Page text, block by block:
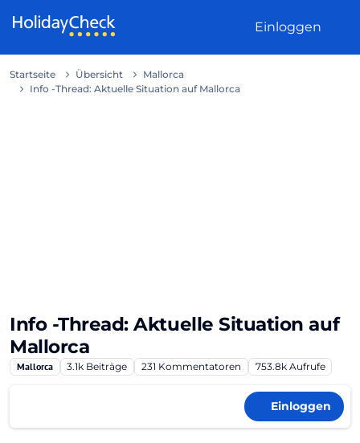
Einloggen
Startseite Übersicht
Mallorca
Info -Thread: Aktuelle Situation auf Mallorca
Info -Thread: Aktuelle Situation auf
Mallorca
Mallorca 3.1k Beiträge 231 Kommentatoren 753.8k Aufrufe
Einloggen